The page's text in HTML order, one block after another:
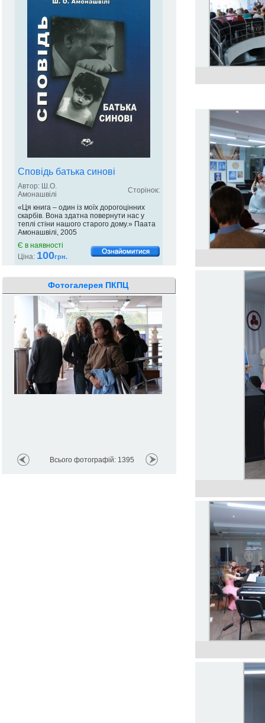
Сповідь батька синові
Автор: Ш.О.
Амонашвілі
Сторінок:
«Ця книга – один із моїх дорогоцінних
скарбів. Вона здатна повернути нас у
теплі стіни нашого старого дому.» Паата
Амонашвілі, 2005
Є в наявності
Ціна: 100грн.
Фотогалерея ПКПЦ
Всього фотографій: 1395